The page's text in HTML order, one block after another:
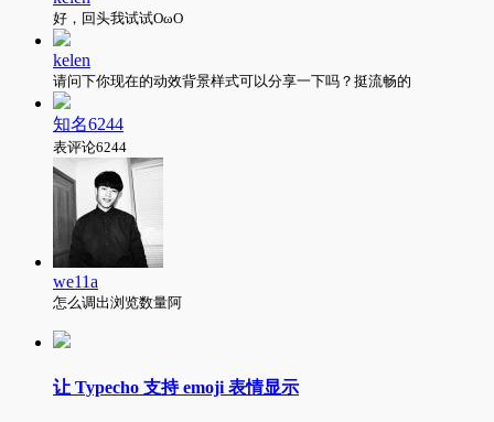
好，回头我试试OωO
kelen
请问下你现在的动效背景样式可以分享一下吗？挺流畅的
知名6244
表评论6244
we11a
怎么调出浏览数量阿
让 Typecho 支持 emoji 表情显示